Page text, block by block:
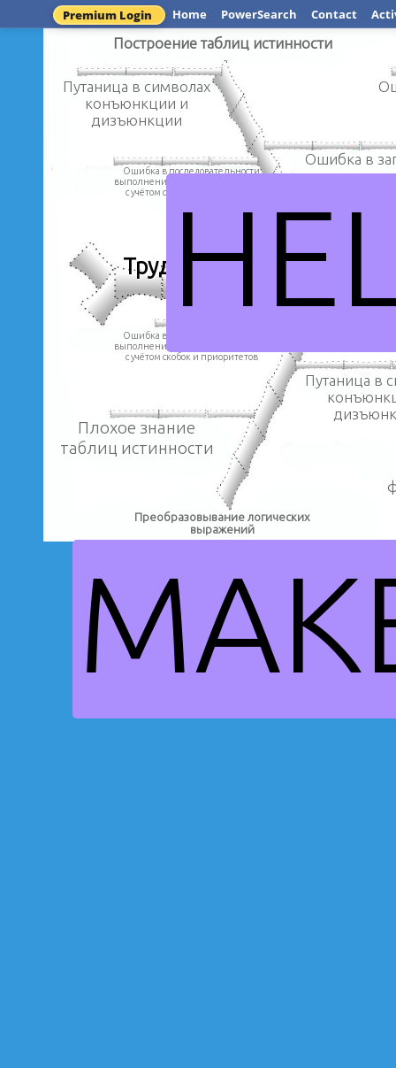
Premium Login Home PowerSearch Contact
Построение таблиц истинности
Путаница в символах
конъюнкции и
дизъюнкции
Ошибка в
возможных
Ошибка в последовательности
выполнения логических операций
с учётом скобок и приоритетов
Преобразовывание логических
выражений
Ошибка в последовательности
выполнения логических операций
с учётом скобок и приоритетов
Путаница в
Плохое знание
таблиц истинности
Трудности ЕГЭ при